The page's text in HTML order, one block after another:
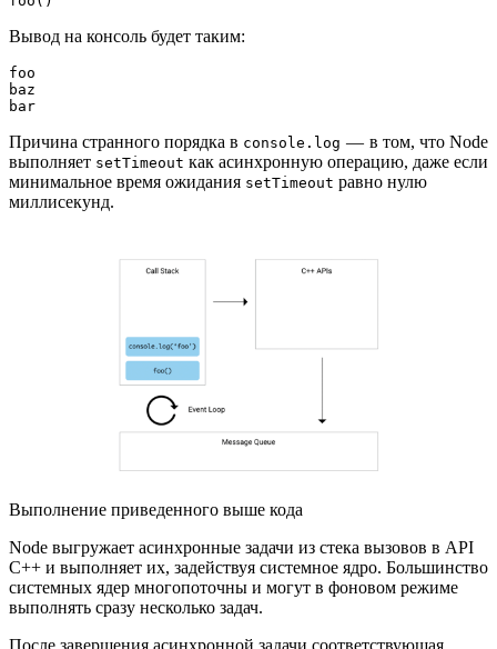
Вывод на консоль будет таким:
foo
baz
bar
Причина странного порядка в console.log — в том, что Node
выполняет setTimeout как асинхронную операцию, даже если
минимальное время ожидания setTimeout равно нулю
миллисекунд.
Выполнение приведенного выше кода
Node выгружает асинхронные задачи из стека вызовов в API
C++ и выполняет их, задействуя системное ядро. Большинство
системных ядер многопоточны и могут в фоновом режиме
выполнять сразу несколько задач.